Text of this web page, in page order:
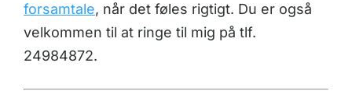
forsamtale, når det føles rigtigt. Du er også
velkommen til at ringe til mig på tlf.
24984872.